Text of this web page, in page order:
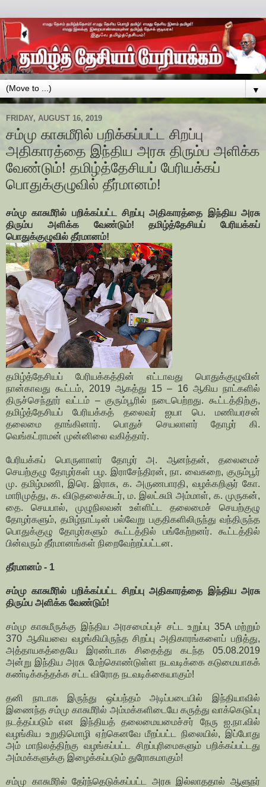
▼
FRIDAY, AUGUST 16, 2019
சம்மு காசுமீரில் பறிக்கப்பட்ட சிறப்பு
அதிகாரத்தை இந்திய அரசு திரும்ப அளிக்க
வேண்டும்! தமிழ்த்தேசியப் பேரியக்கப்
பொதுக்குழுவில் தீர்மானம்!
சம்மு காசுமீரில் பறிக்கப்பட்ட சிறப்பு அதிகாரத்தை இந்திய அரசு
திரும்ப அளிக்க வேண்டும்! தமிழ்த்தேசியப் பேரியக்கப்
பொதுக்குழுவில் தீர்மானம்!
தமிழ்த்தேசியப் பேரியக்கத்தின் எட்டாவது பொதுக்குழுவின்
நான்காவது கூட்டம், 2019 ஆகத்து 15 – 16 ஆகிய நாட்களில்
திருச்செந்தூர் வட்டம் – குரும்பூரில் நடைபெற்றது. கூட்டத்திற்கு,
தமிழ்த்தேசியப் பேரியக்கத் தலைவர் ஐயா பெ. மணியரசன்
தலைமை தாங்கினார். பொதுச் செயலாளர் தோழர் கி.
வெங்கட்ராமன் முன்னிலை வகித்தார்.
பேரியக்கப் பொருளாளர் தோழர் அ. ஆனந்தன், தலைமைச்
செயற்குழு தோழர்கள் பழ. இராசேந்திரன், நா. வைகறை, குரும்பூர்
மு. தமிழ்மணி, இரெ. இராசு, க. அருணபாரதி, வழக்கறிஞர் கோ.
மாரிமுத்து, க. விடுதலைச்சுடர், ம. இலட்சுமி அம்மாள், க. முருகன்,
தை. செயபால், முழுநிலவன் உள்ளிட்ட தலைமைச் செயற்குழு
தோழர்களும், தமிழ்நாட்டின் பல்வேறு பகுதிகளிலிருந்து வந்திருந்த
பொதுக்குழு தோழர்களும் கூட்டத்தில் பங்கேற்றனர். கூட்டத்தில்
பின்வரும் தீர்மானங்கள் நிறைவேற்றப்பட்டன.
தீர்மானம் - 1
சம்மு காசுமீரில் பறிக்கப்பட்ட சிறப்பு அதிகாரத்தை இந்திய அரசு
திரும்ப அளிக்க வேண்டும்!
சம்மு காசுமீருக்கு இந்திய அரசமைப்புச் சட்ட உறுப்பு 35A மற்றும்
370 ஆகியவை வழங்கியிருந்த சிறப்பு அதிகாரங்களைப் பறித்து,
அத்தாயகத்தையே இரண்டாக சிதைத்து கடந்த 05.08.2019
அன்று இந்திய அரசு மேற்கொண்டுள்ள நடவடிக்கை கடுமையாகக்
கண்டிக்கத்தக்க சட்ட விரோத நடவடிக்கையாகும்!
தனி நாடாக இருந்து ஒப்பந்தம் அடிப்படையில் இந்தியாவில்
இணைந்த சம்மு காசுமீரில் அம்மக்களிடையே கருத்து வாக்கெடுப்பு
நடத்தப்படும் என இந்தியத் தலைமையமைச்சர் நேரு ஐ.நா.வில்
வழங்கிய உறுதிமொழி ஏற்கெனவே மீறப்பட்ட நிலையில், இப்போது
அம் மாநிலத்திற்கு வழங்கப்பட்ட சிறப்புரிமைகளும் பறிக்கப்பட்டது
அம்மக்களுக்கு இழைக்கப்படும் துரோகமாகும்!
சம்மு காசுமீரில் தேர்ந்தெடுக்கப்பட்ட அரசு இல்லாததால் ஆளுநர்